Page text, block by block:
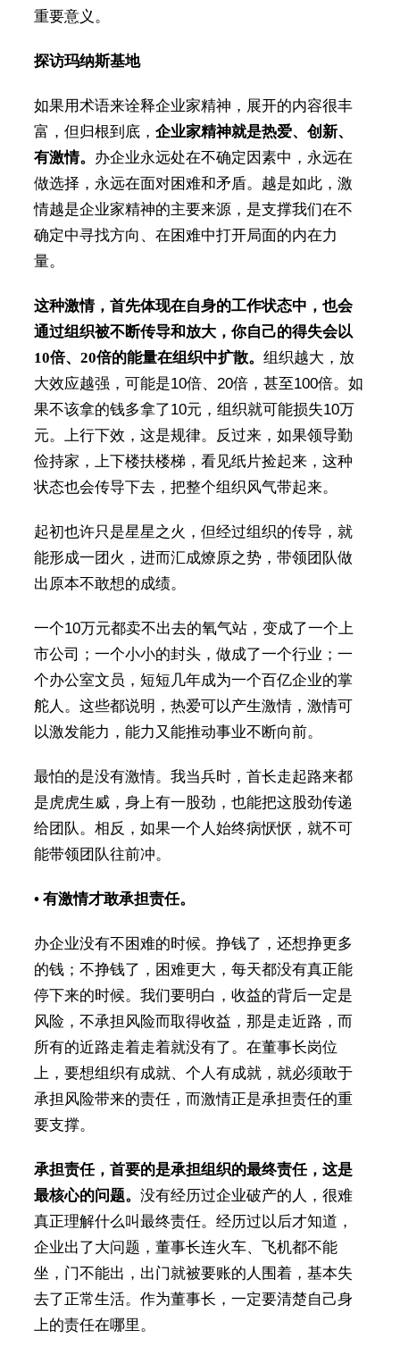
重要意义。
探访玛纳斯基地
如果用术语来诠释企业家精神，展开的内容很丰
富，但归根到底， 企业家精神就是热爱、创新、
有激情。 办企业永远处在不确定因素中，永远在
做选择，永远在面对困难和矛盾。越是如此，激
情越是企业家精神的主要来源，是支撑我们在不
确定中寻找方向、在困难中打开局面的内在力
量。
这种激情，首先体现在自身的工作状态中，也会
通过组织被不断传导和放大，你自己的得失会以
10倍、20倍的能量在组织中扩散。 组织越大，放
大效应越强，可能是10倍、20倍，甚至100倍。如
果不该拿的钱多拿了10元，组织就可能损失10万
元。上行下效，这是规律。反过来，如果领导勤
俭持家，上下楼扶楼梯，看见纸片捡起来，这种
状态也会传导下去，把整个组织风气带起来。
起初也许只是星星之火，但经过组织的传导，就
能形成一团火，进而汇成燎原之势，带领团队做
出原本不敢想的成绩。
一个10万元都卖不出去的氧气站，变成了一个上
市公司；一个小小的封头，做成了一个行业；一
个办公室文员，短短几年成为一个百亿企业的掌
舵人。这些都说明，热爱可以产生激情，激情可
以激发能力，能力又能推动事业不断向前。
最怕的是没有激情。我当兵时，首长走起路来都
是虎虎生威，身上有一股劲，也能把这股劲传递
给团队。相反，如果一个人始终病恹恹，就不可
能带领团队往前冲。
• 有激情才敢承担责任。
办企业没有不困难的时候。挣钱了，还想挣更多
的钱；不挣钱了，困难更大，每天都没有真正能
停下来的时候。我们要明白，收益的背后一定是
风险，不承担风险而取得收益，那是走近路，而
所有的近路走着走着就没有了。在董事长岗位
上，要想组织有成就、个人有成就，就必须敢于
承担风险带来的责任，而激情正是承担责任的重
要支撑。
承担责任，首要的是承担组织的最终责任，这是
最核心的问题。 没有经历过企业破产的人，很难
真正理解什么叫最终责任。经历过以后才知道，
企业出了大问题，董事长连火车、飞机都不能
坐，门不能出，出门就被要账的人围着，基本失
去了正常生活。作为董事长，一定要清楚自己身
上的责任在哪里。